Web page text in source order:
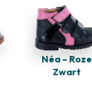
Néa – Roze
Zwart